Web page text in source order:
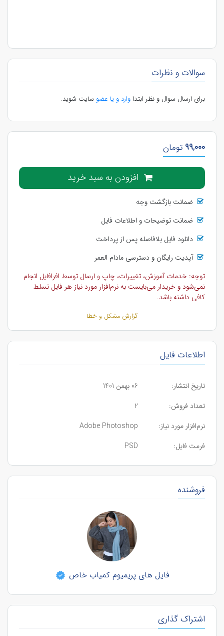
سوالات و نظرات
برای ارسال سوال و نظر ابتداوارد و یا عضو سایت شوید.
99,000 تومان
افزودن به سبد خرید
ضمانت بازگشت وجه
ضمانت توضیحات و اطلاعات فایل
دانلود فایل بلافاصله پس از پرداخت
آپدیت رایگان و دسترسی مادام العمر
توجه: خدمات آموزش، تغییرات، چاپ و ارسال توسط افرافایل انجام
نمی‌شود و خریدار می‌بایست به نرم‌افزار مورد نیاز هر فایل تسلط
کافی داشته باشد.
گزارش مشکل و خطا
اطلاعات فایل
تاریخ انتشار:
06 بهمن 1401
تعداد فروش:
2
نرم‌افزار مورد نیاز:
Adobe Photoshop
فرمت فایل:
PSD
فروشنده
فایل های پریمیوم کمیاب خاص
اشتراک گذاری